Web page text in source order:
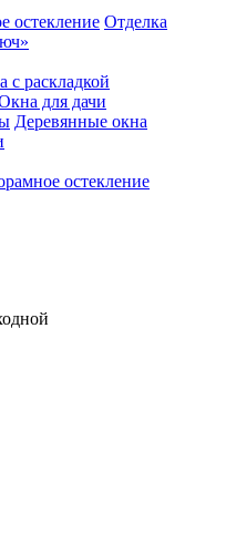
остекление Отделка
с раскладкой
для дачи
Деревянные окна
остекление